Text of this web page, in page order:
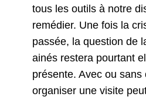
tous les outils à notre
remédier. Une fois la
passée, la question de
ainés restera pourtant
présente. Avec ou sans
organiser une visite